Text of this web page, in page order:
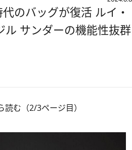
のバッグが復活 ルイ・
ル サンダーの機能性抜群
む（2/3ページ目）